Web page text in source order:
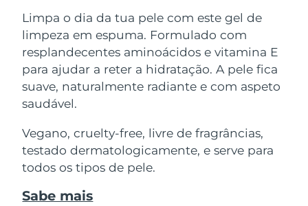
Limpa o dia da tua pele com este gel de
limpeza em espuma. Formulado com
resplandecentes aminoácidos e vitamina E
para ajudar a reter a hidratação. A pele fica
suave, naturalmente radiante e com aspeto
saudável.
Vegano, cruelty-free, livre de fragrâncias,
testado dermatologicamente, e serve para
todos os tipos de pele.
Sabe mais